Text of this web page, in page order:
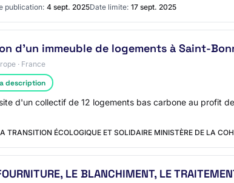
publication: 4 sept. 2025Date limite: 17 sept. 2025
d'un immeuble de logements à Saint-
· France
description
d'un collectif de 12 logements bas carbone au profit
TRANSITION ÉCOLOGIQUE ET SOLIDAIRE MINISTÈRE DE LA
LE BLANCHIMENT, LE